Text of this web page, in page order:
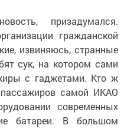
призадумался.
гражданской
извиняюсь, странные
сук, на котором сами
с гаджетами. Кто ж
самой ИКАО
современных
батареи. В большом